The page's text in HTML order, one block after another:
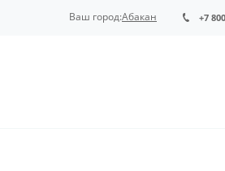
+7
Ваш город:Абакан